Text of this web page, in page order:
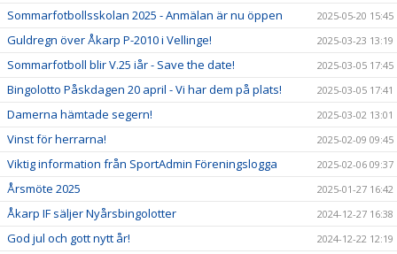
Sommarfotbollsskolan 2025 - Anmälan är nu öppen 2025-05-20 15:45
Guldregn över Åkarp P-2010 i Vellinge! 2025-03-23 13:19
Sommarfotboll blir V.25 iår - Save the date! 2025-03-05 17:45
Bingolotto Påskdagen 20 april - Vi har dem på plats! 2025-03-05 17:41
Damerna hämtade segern! 2025-03-02 13:01
Vinst för herrarna! 2025-02-09 09:45
Viktig information från SportAdmin Föreningslogga 2025-02-06 09:37
Årsmöte 2025 2025-01-27 16:42
Åkarp IF säljer Nyårsbingolotter 2024-12-27 16:38
God jul och gott nytt år! 2024-12-22 12:19